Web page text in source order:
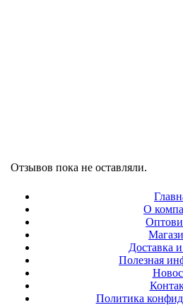
Отзывов пока не оставляли.
О
Доставка
Полезная
Политика